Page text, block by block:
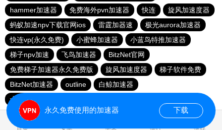
hammer加速器
免费海外pvn加速器 快连
旋风加速度器
蚂蚁加速npv下载官网ios
雷霆加器速
极光aurora加速器
快连vp(永久免费)
小蜜蜂加速器
小蓝鸟特推加速器
梯子npv加速
飞鸟加速器
BitzNet官网
免费梯子加速器永久免费版
旋风加速度器
梯子软件免费
BitzNet加速器
outline
白鲸加速器
十大免费海外加速神器
首页 安卓 苹果 排行 推荐
永久免费使用的加速器 下载
0.036291s